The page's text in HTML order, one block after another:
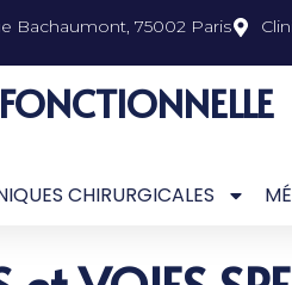
Bachaumont, 75002 Paris
CHIRURGICALES